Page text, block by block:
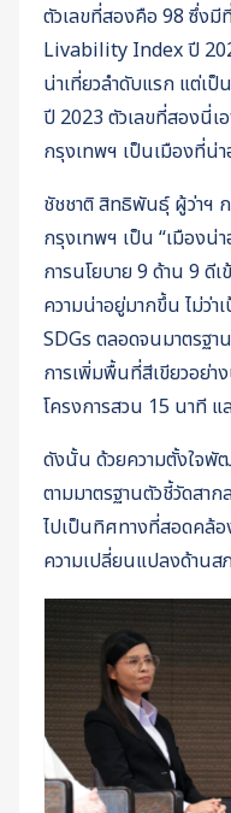
ตัวเลขที่สองคือ 98 ซึ่งมี
Livability Index ปี
น่าเที่ยวลำดับแรก แต่เ
ปี 2023 ตัวเลขที่สองนี่
กรุงเทพฯ เป็นเมืองที่น่
ชัชชาติ สิทธิพันธุ์ ผู้ว่าฯ
กรุงเทพฯ เป็น “เมืองน่
การนโยบาย 9 ด้าน 9 ดี
ความน่าอยู่มากขึ้น ไม่ว่
SDGs ตลอดจนมาตรฐ
การเพิ่มพื้นที่สีเขียวอย่
โครงการสวน 15 นาที แ
ดังนั้น ด้วยความตั้งใจพั
ตามมาตรฐานตัวชี้วัดสา
ไปเป็นทิศทางที่สอดคล้
ความเปลี่ยนแปลงด้านส